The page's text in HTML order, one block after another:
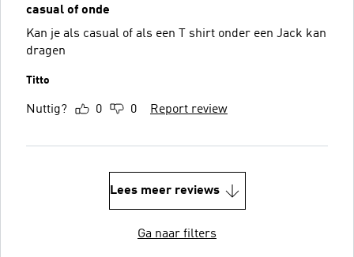
casual of onde
Kan je als casual of als een T shirt onder een Jack kan
dragen
Titto
Nuttig? 0 0 Report review
Lees meer reviews
Ga naar filters